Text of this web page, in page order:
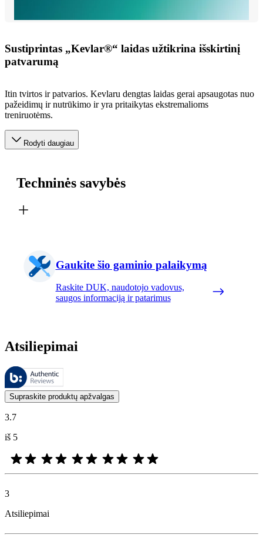
Sustiprintas „Kevlar®“ laidas užtikrina išskirtinį
patvarumą
Itin tvirtos ir patvarios. Kevlaru dengtas laidas gerai apsaugotas nuo
pažeidimų ir nutrūkimo ir yra pritaikytas ekstremalioms
treniruotėms.
Rodyti daugiau
Techninės savybės
Gaukite šio gaminio palaikymą
Raskite DUK, naudotojo vadovus,
saugos informaciją ir patarimus
Atsiliepimai
Šiuos atsiliepimus tvarko „Bazaarvoice“ ir jie atitinka
Klientų nuomonės, pateikiamos kaip produktų ir žvaigždučių
Supraskite produktų apžvalgas
3.7
iš 5
3
Atsiliepimai